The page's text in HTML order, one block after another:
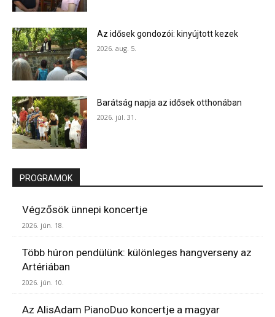
Az idősek gondozói: kinyújtott kezek
2026. aug. 5.
Barátság napja az idősek otthonában
2026. júl. 31.
PROGRAMOK
Végzősök ünnepi koncertje
2026. jún. 18.
Több húron pendülünk: különleges hangverseny az
Artériában
2026. jún. 10.
Az AlisAdam PianoDuo koncertje a magyar